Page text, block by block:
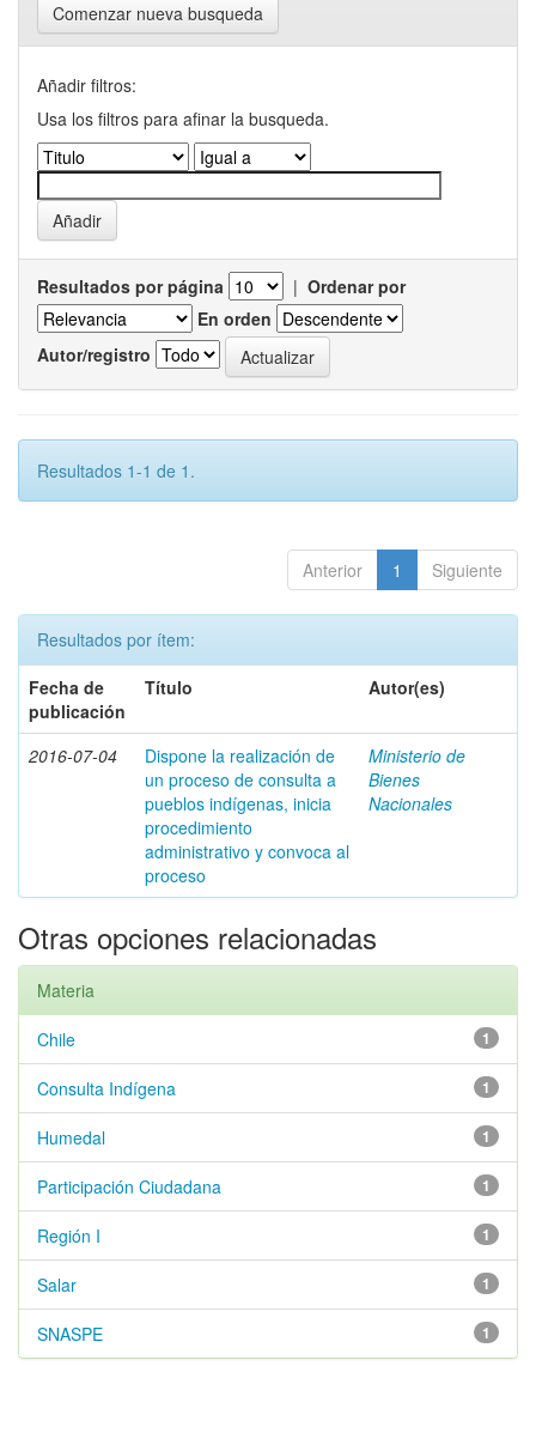
Comenzar nueva busqueda
Añadir filtros:
Usa los filtros para afinar la busqueda.
Resultados por página | Ordenar por
En orden
Autor/registro
Resultados 1-1 de 1.
Anterior 1 Siguiente
Resultados por ítem:
Fecha de
publicación
Título Autor(es)
2016-07-04
Dispone la realización de
un proceso de consulta a
pueblos indígenas, inicia
procedimiento
administrativo y convoca al
proceso
Ministerio de
Bienes
Nacionales
Otras opciones relacionadas
Materia
1
Chile
1
Consulta Indígena
1
Humedal
1
Participación Ciudadana
1
Región I
1
Salar
1
SNASPE